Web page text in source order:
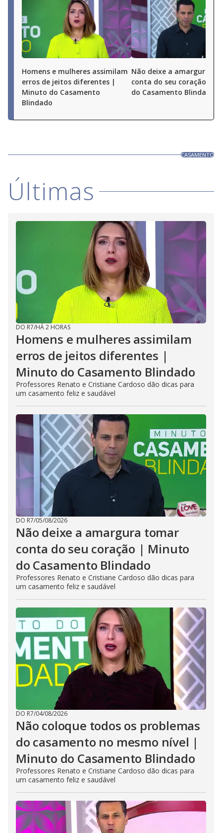
Homens e mulheres assimilam
erros de jeitos diferentes |
Minuto do Casamento
Blindado
Não deixe a amargura
conta do seu coração |
do Casamento Blindado
CASAMENTO
Últimas
DO R7/HÁ 2 HORAS
Homens e mulheres assimilam
erros de jeitos diferentes |
Minuto do Casamento Blindado
Professores Renato e Cristiane Cardoso dão dicas para
um casamento feliz e saudável
DO R7/05/08/2026
Não deixe a amargura tomar
conta do seu coração | Minuto
do Casamento Blindado
Professores Renato e Cristiane Cardoso dão dicas para
um casamento feliz e saudável
DO R7/04/08/2026
Não coloque todos os problemas
do casamento no mesmo nível |
Minuto do Casamento Blindado
Professores Renato e Cristiane Cardoso dão dicas para
um casamento feliz e saudável